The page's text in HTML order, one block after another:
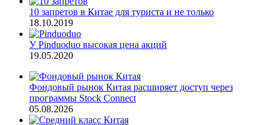
10 запретов в Китае для туриста и не только
18.10.2019
У Pinduoduo высокая цена акций
19.05.2020
Фондовый рынок Китая расширяет доступ через
программы Stock Connect
05.08.2026